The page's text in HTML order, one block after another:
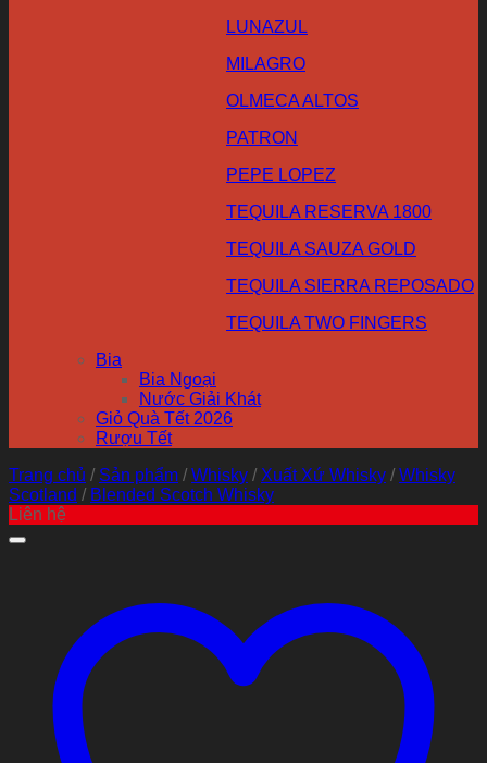
LUNAZUL
MILAGRO
OLMECA ALTOS
PATRON
PEPE LOPEZ
TEQUILA RESERVA 1800
TEQUILA SAUZA GOLD
TEQUILA SIERRA REPOSADO
TEQUILA TWO FINGERS
Bia
Bia Ngoại
Nước Giải Khát
Giỏ Quà Tết 2026
Rượu Tết
Trang chủ / Sản phẩm / Whisky / Xuất Xứ Whisky / Whisky
Scotland / Blended Scotch Whisky
Liên hệ